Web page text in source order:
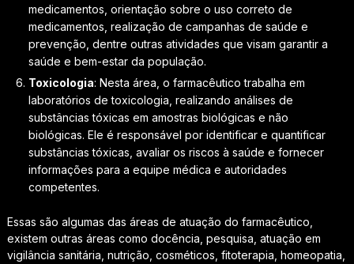
medicamentos, orientação sobre o uso correto de
medicamentos, realização de campanhas de saúde e
prevenção, dentre outras atividades que visam garantir a
saúde e bem-estar da população.
Toxicologia: Nesta área, o farmacêutico trabalha em
laboratórios de toxicologia, realizando análises de
substâncias tóxicas em amostras biológicas e não
biológicas. Ele é responsável por identificar e quantificar
substâncias tóxicas, avaliar os riscos à saúde e fornecer
informações para a equipe médica e autoridades
competentes.
Essas são algumas das áreas de atuação do farmacêutico,
existem outras áreas como docência, pesquisa, atuação em
vigilância sanitária, nutrição, cosméticos, fitoterapia, homeopatia,